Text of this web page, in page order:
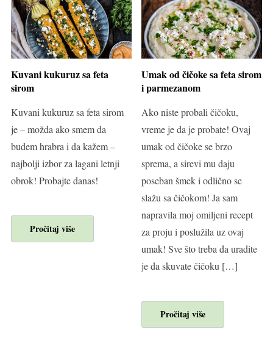
Kuvani kukuruz sa feta
sirom
Kuvani kukuruz sa feta sirom
je – možda ako smem da
budem hrabra i da kažem –
najbolji izbor za lagani letnji
obrok! Probajte danas!
Pročitaj više
Umak od čičoke sa feta sirom
i parmezanom
Ako niste probali čičoku,
vreme je da je probate! Ovaj
umak od čičoke se brzo
sprema, a sirevi mu daju
poseban šmek i odlično se
slažu sa čičokom! Ja sam
napravila moj omiljeni recept
za proju i poslužila uz ovaj
umak! Sve što treba da uradite
je da skuvate čičoku […]
Pročitaj više